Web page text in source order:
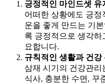
긍정적인 마인드셋 유
어떠한 상황에도 긍정
운을 좋게 만드는 기
록 긍정적으로 생각하
요합니다.
규칙적인 생활과 건강
삼재 시기의 건강관리
식사, 충분한 수면, 꾸